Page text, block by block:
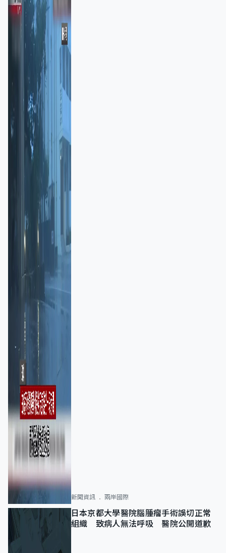
新聞資訊 兩岸國際
日本京都大學醫院腦腫瘤手術誤切正常
組織 致病人無法呼吸 醫院公開道歉